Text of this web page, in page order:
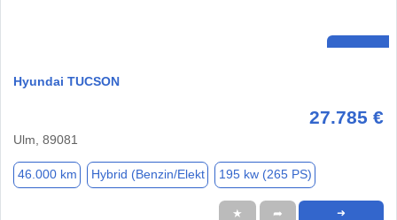
Hyundai TUCSON
27.785 €
Ulm, 89081
46.000 km Hybrid (Benzin/Elekt 195 kw (265 PS)
★ ➦ ➜